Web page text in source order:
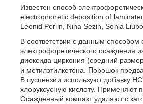
Известен способ
electrophoretic deposition of
Leonid Perlin, Nina Sezin, Sonia
В соответствии с данным
электрофоретического осаждения
диоксида циркония (средний
и метилэтилкетона. Порошок
В суспензии используют добавку
хлоруксусную кислоту. Применяют
Осажденный компакт удаляют с